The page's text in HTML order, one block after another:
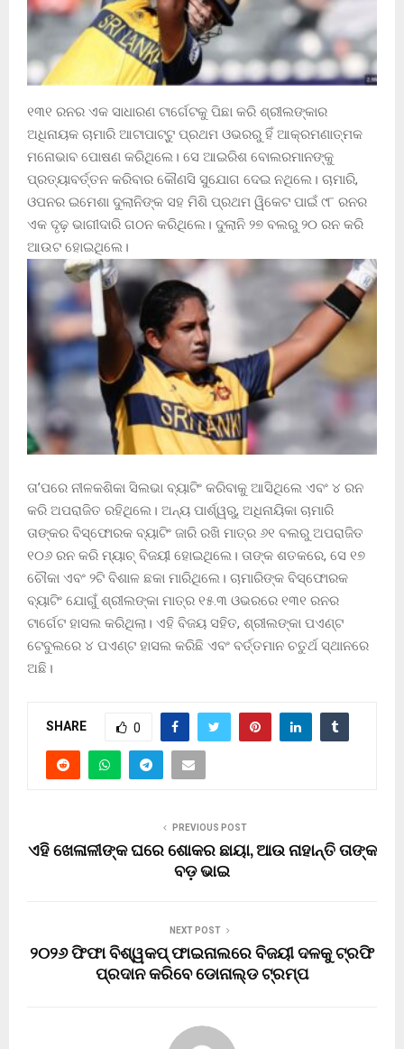
୧୩୧ ରନର ଏକ ସାଧାରଣ ଟାର୍ଗେଟକୁ ପିଛା କରି ଶ୍ରୀଲଙ୍କାର
ଅଧିନାୟକ ଚାମାରି ଆଟାପାଟ୍ଟୁ ପ୍ରଥମ ଓଭରରୁ ହିଁ ଆକ୍ରମଣାତ୍ମକ
ମନୋଭାବ ପୋଷଣ କରିଥିଲେ। ସେ ଆଇରିଶ ବୋଲରମାନଙ୍କୁ
ପ୍ରତ୍ୟାବର୍ତ୍ତନ କରିବାର କୌଣସି ସୁଯୋଗ ଦେଇ ନଥିଲେ। ଚାମାରି,
ଓପନର ଇମେଶା ଦୁଲାନିଙ୍କ ସହ ମିଶି ପ୍ରଥମ ୱିକେଟ ପାଇଁ ୯୮ ରନର
ଏକ ଦୃଢ଼ ଭାଗୀଦାରି ଗଠନ କରିଥିଲେ। ଦୁଲାନି ୨୭ ବଲରୁ ୨୦ ରନ କରି
ଆଉଟ ହୋଇଥିଲେ।
ତା’ପରେ ନୀଳକଶିକା ସିଲଭା ବ୍ୟାଟିଂ କରିବାକୁ ଆସିଥିଲେ ଏବଂ ୪ ରନ
କରି ଅପରାଜିତ ରହିଥିଲେ। ଅନ୍ୟ ପାର୍ଶ୍ୱରୁ, ଅଧିନାୟିକା ଚାମାରି
ତାଙ୍କର ବିସ୍ଫୋରକ ବ୍ୟାଟିଂ ଜାରି ରଖି ମାତ୍ର ୬୧ ବଲରୁ ଅପରାଜିତ
୧୦୬ ରନ କରି ମ୍ୟାଚ୍ ବିଜୟୀ ହୋଇଥିଲେ। ତାଙ୍କ ଶତକରେ, ସେ ୧୭
ଚୌକା ଏବଂ ୨ଟି ବିଶାଳ ଛକା ମାରିଥିଲେ। ଚାମାରିଙ୍କ ବିସ୍ଫୋରକ
ବ୍ୟାଟିଂ ଯୋଗୁଁ ଶ୍ରୀଲଙ୍କା ମାତ୍ର ୧୫.୩ ଓଭରରେ ୧୩୧ ରନର
ଟାର୍ଗେଟ ହାସଲ କରିଥିଲା। ଏହି ବିଜୟ ସହିତ, ଶ୍ରୀଲଙ୍କା ପଏଣ୍ଟ
ଟେବୁଲରେ ୪ ପଏଣ୍ଟ ହାସଲ କରିଛି ଏବଂ ବର୍ତ୍ତମାନ ଚତୁର୍ଥ ସ୍ଥାନରେ
ଅଛି।
SHARE 0
PREVIOUS POST
ଏହି ଖେଳାଳୀଙ୍କ ଘରେ ଶୋକର ଛାୟା, ଆଉ ନାହାନ୍ତି ତାଙ୍କ
ବଡ଼ ଭାଇ
NEXT POST
୨୦୨୬ ଫିଫା ବିଶ୍ୱକପ୍ ଫାଇନାଲରେ ବିଜୟୀ ଦଳକୁ ଟ୍ରଫି
ପ୍ରଦାନ କରିବେ ଡୋନାଲ୍ଡ ଟ୍ରମ୍ପ